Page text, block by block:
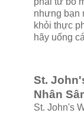
nhưng bạn
khỏi thực
hãy uống
St.
Nhân
St. John's